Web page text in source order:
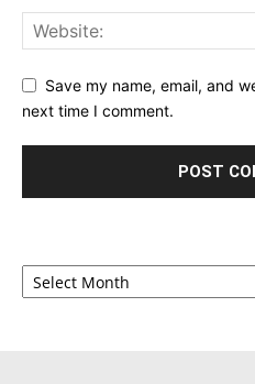
Save my name, email, and
next time I comment.
Archives